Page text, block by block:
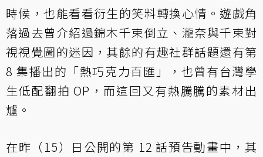
時候，也能看看衍生的笑料轉換心情。遊戲角
落過去曾介紹過錦木千束倒立、瀧奈與千束對
視視覺圖的迷因，其餘的有趣社群話題還有第
8 集播出的「熱巧克力百匯」，也曾有台灣學
生低配翻拍 OP，而這回又有熱騰騰的素材出
爐。
在昨（15）日公開的第 12 話預告動畫中，其